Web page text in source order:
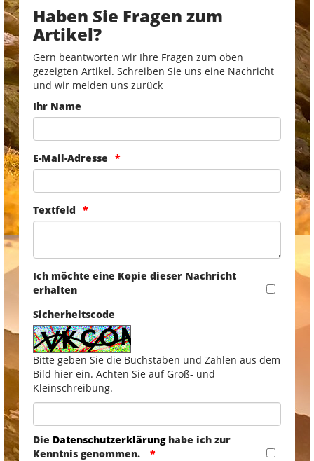
Haben Sie Fragen zum
Artikel?
Gern beantworten wir Ihre Fragen zum oben
gezeigten Artikel. Schreiben Sie uns eine Nachricht
und wir melden uns zurück
Ihr Name
E-Mail-Adresse
Textfeld
Ich möchte eine Kopie dieser Nachricht
erhalten
Sicherheitscode
Bitte geben Sie die Buchstaben und Zahlen aus dem
Bild hier ein. Achten Sie auf Groß- und
Kleinschreibung.
Die Datenschutzerklärunghabe ich zur
Kenntnis genommen.